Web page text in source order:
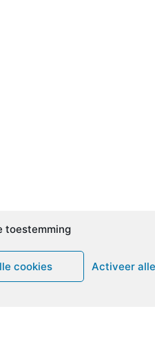
toestemming
cookies Activeer